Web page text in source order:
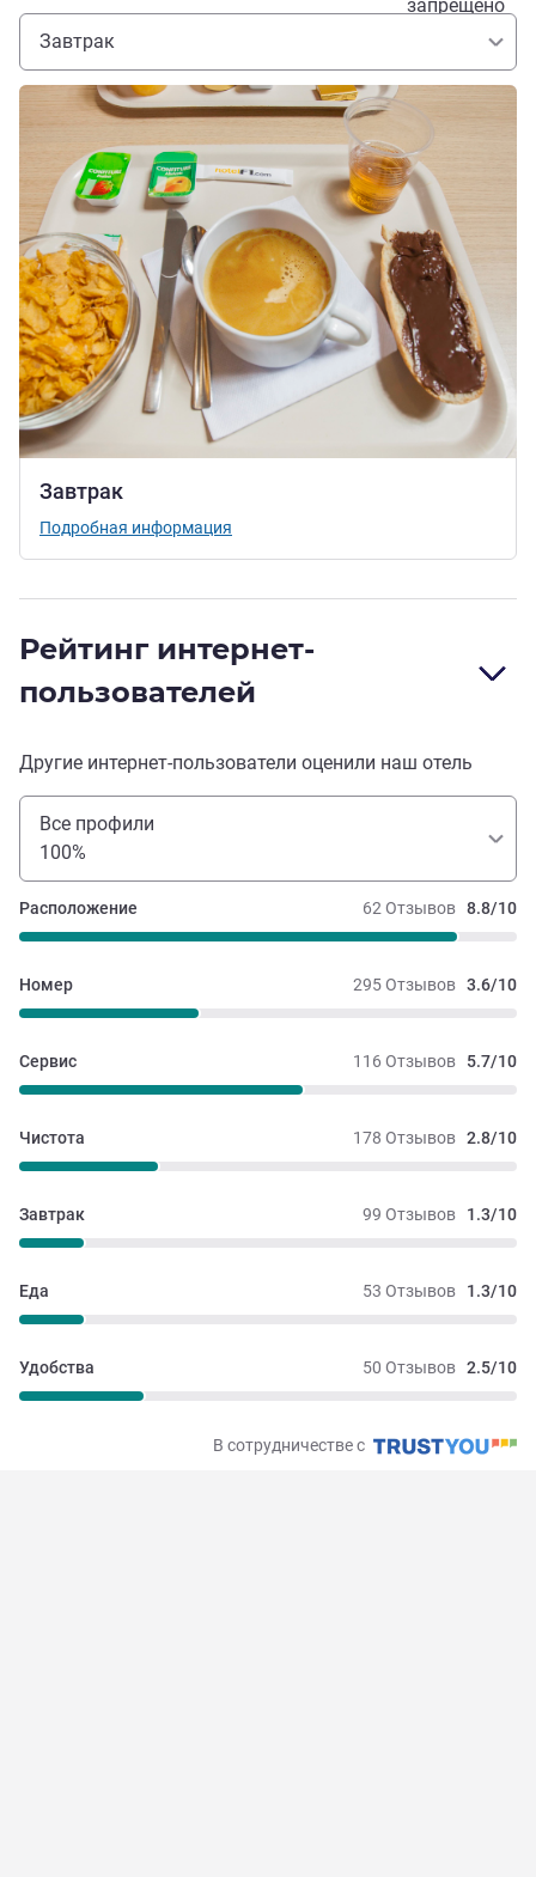
запрещено
Завтрак
Завтрак
Подробная информация
Подробная информация
Рейтинг интернет-
пользователей
Другие интернет-пользователи оценили наш отель
Все профили
100%
62 Отзывов 8.8/10
Расположение
295 Отзывов 3.6/10
Номер
116 Отзывов 5.7/10
Сервис
178 Отзывов 2.8/10
Чистота
99 Отзывов 1.3/10
Завтрак
53 Отзывов 1.3/10
Еда
50 Отзывов 2.5/10
Удобства
В сотрудничестве с